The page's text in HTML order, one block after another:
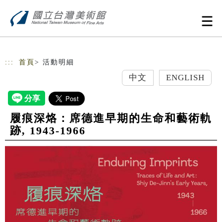
::: 首頁 > 活動明細
中文 ENGLISH
履痕深烙：席德進早期的生命和藝術軌
跡, 1943-1966